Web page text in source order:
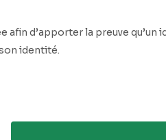
afin d’apporter la preuve
identité.